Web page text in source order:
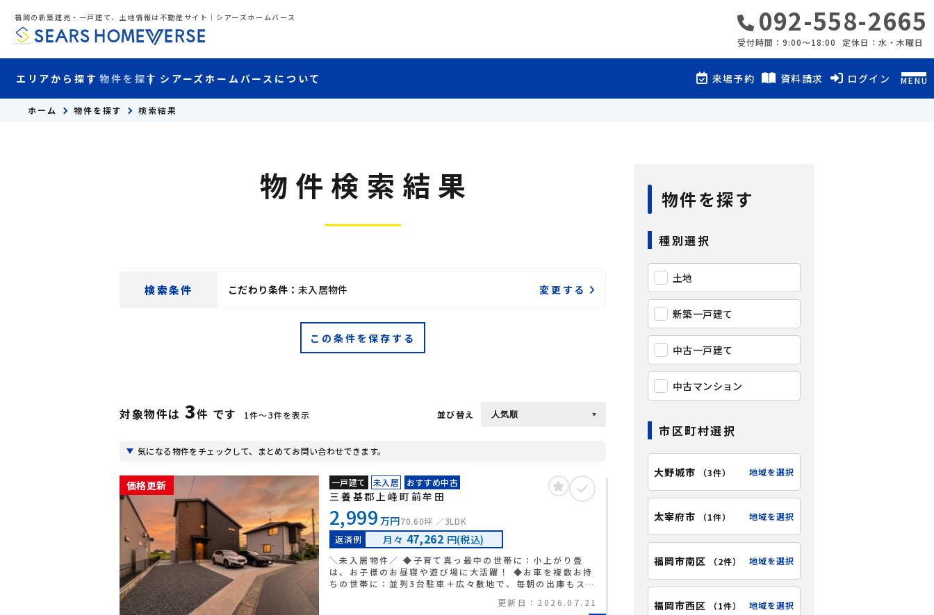
福岡の新築建売・一戸建て、土地情報は不動産サイト｜シアーズホームバース 092-558-2665
受付時間：9:00〜18:00 定休日：水・木曜日
エリアから探す 物件を探す シアーズホームバースについて 来場予約 資料請求 ログイン MENU
ホーム 物件を探す 検索結果
物件検索結果
検索条件 こだわり条件： 未入居物件 変更する
この条件を保存する
対象物件は 3件 です 1件〜3件を表示 並び替え
気になる物件をチェックして、まとめてお問い合わせできます。
価格更新 一戸建て 未入居 おすすめ中古
三養基郡上峰町前牟田
2,999 万円70.60坪
3LDK
返済例
月々 47,262 円(税込)
＼未入居物件／ ◆子育て真っ最中の世帯に：小上がり畳
は、お子様のお昼寝や遊び場に大活躍！ ◆お車を複数お持
ちの世帯に：並列3台駐車＋広々敷地で、毎朝の出庫もス
小屋裏収納など、使う場所に収納があるから散らかりにく
更新日： 2026.07.21
物件を探す
種別選択
土地
新築一戸建て
中古一戸建て
中古マンション
市区町村選択
大野城市 （3件） 地域を選択
太宰府市 （1件） 地域を選択
福岡市南区 （2件） 地域を選択
福岡市西区 （1件） 地域を選択